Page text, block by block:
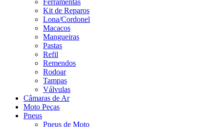
Kit de Reparos
Lona/Cordonel
Macacos
Mangueiras
Pastas
Refil
Remendos
Rodoar
Tampas
Válvulas
Câmaras de Ar
Moto Peças
Pneus
Pneus de Moto